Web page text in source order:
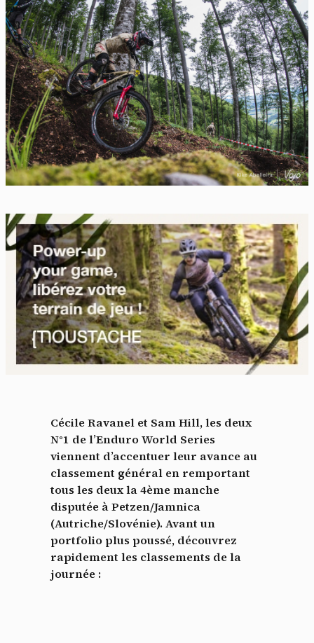
Cécile Ravanel et Sam Hill, les deux
N°1 de l’Enduro World Series
viennent d’accentuer leur avance au
classement général en remportant
tous les deux la 4ème manche
disputée à Petzen/Jamnica
(Autriche/Slovénie). Avant un
portfolio plus poussé, découvrez
rapidement les classements de la
journée :